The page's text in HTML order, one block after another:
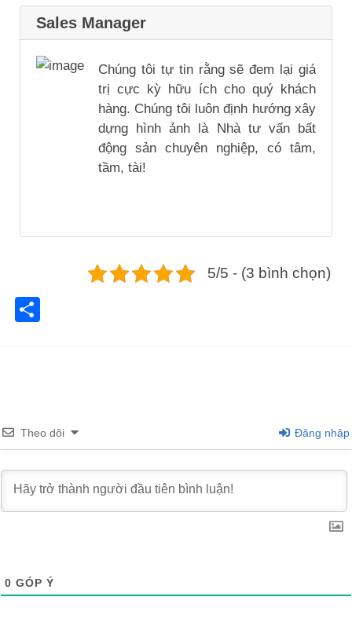
Sales Manager
Chúng tôi tự tin rằng sẽ đem lại giá
trị cực kỳ hữu ích cho quý khách
hàng. Chúng tôi luôn định hướng xây
dựng hình ảnh là Nhà tư vấn bất
động sản chuyên nghiệp, có tâm,
tầm, tài!
5/5 - (3 bình chọn)
Theo dõi Đăng nhập
0 GÓP Ý